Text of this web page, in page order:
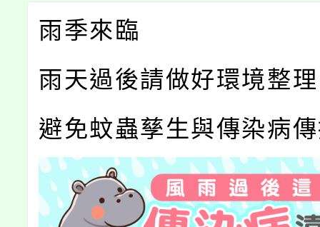
雨季來臨
雨天過後請做好環境整理
避免蚊蟲孳生與傳染病